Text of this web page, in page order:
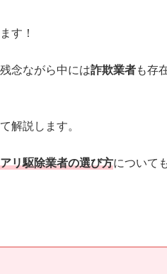
す！
念ながら中には詐欺業者も存
解説します。
リ駆除業者の選び方について